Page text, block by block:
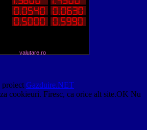
valutare.ro
proiect Gazduire.NET
cookieuri. Firesc, ca orice alt site.OK Nu